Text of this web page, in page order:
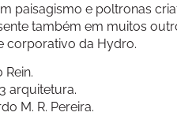
paisagismo e poltronas
também em muitos
corporativo da Hydro.
Rein.
arquitetura.
M. R. Pereira.